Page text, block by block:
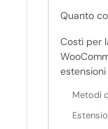
Quanto
Costi per
estensioni
Metodi